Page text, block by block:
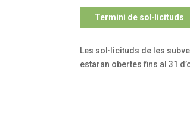
Termini de sol·licituds
Les sol·licituds de les
estaran obertes fins al 31